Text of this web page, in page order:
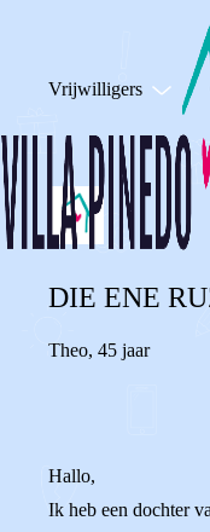
Vrijwilligers
DIE ENE
Theo, 45 jaar
Hallo,
Ik heb een dochter